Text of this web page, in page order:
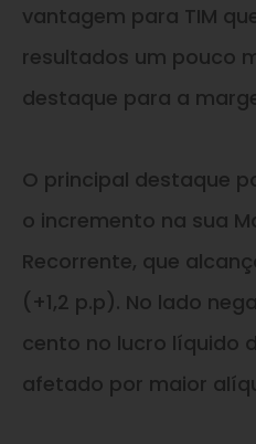
vantagem para TIM
resultados um pouco
destaque para a
O principal destaque
o incremento na sua
Recorrente, que
(+1,2 p.p). No lado
cento no lucro líquido
afetado por maior